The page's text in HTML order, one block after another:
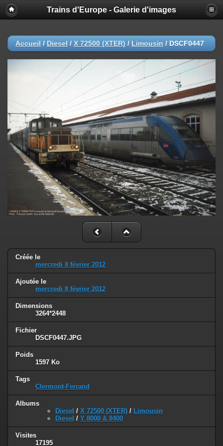
Trains d'Europe - Galerie d'images
Accueil / Diesel / X 72500 (XTER) / Limousin / DSCF0447
Créée le
mercredi 8 février 2012
Ajoutée le
mercredi 8 février 2012
Dimensions
3264*2448
Fichier
DSCF0447.JPG
Poids
1597 Ko
Tags
Clermont-Ferrand
Albums
Diesel / X 72500 (XTER) / Limousin
Diesel / Y 8000 & 8400
Visites
17195